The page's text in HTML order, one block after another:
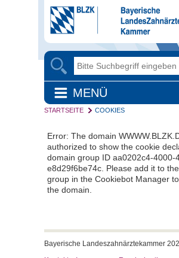
MENÜ
STARTSEITE COOKIES
Error: The domain
authorized to show the cookie
domain group ID aa0202c4-4000-
e8d29f6be74c. Please add it to
group in the Cookiebot Manager
the domain.
Bayerische Landeszahnärztekammer